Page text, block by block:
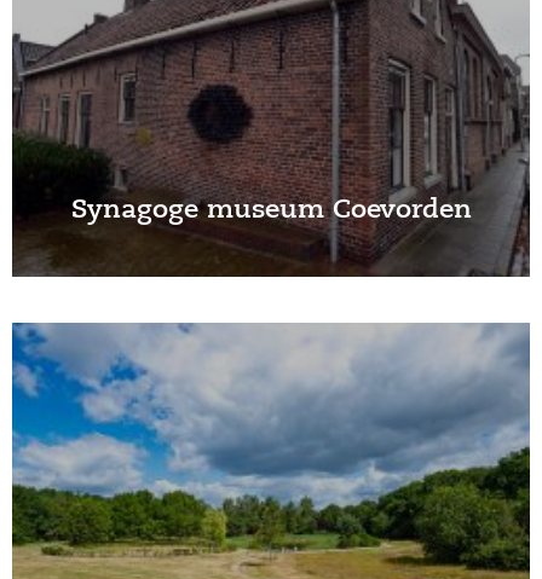
Synagoge museum Coevorden